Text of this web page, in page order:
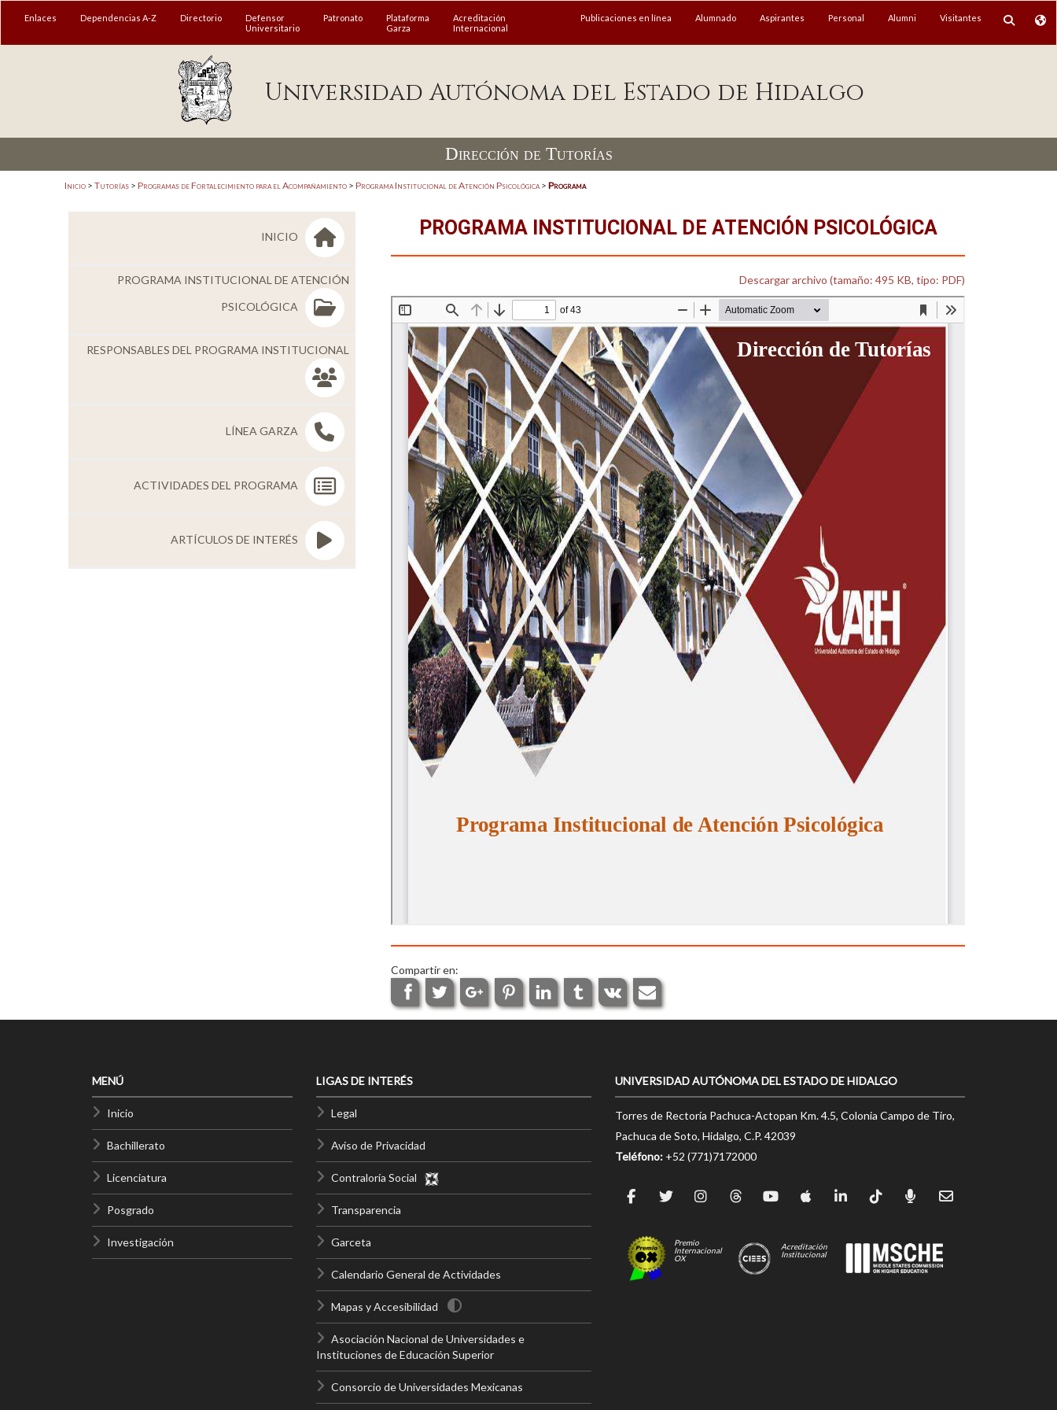
MENÚ
Plataforma Garza
Acreditación Internacional
Enlaces Dependencias A-Z Directorio
Defensor
Universitario
Patronato
Plataforma
Garza
Acreditación
Internacional
Publicaciones en línea Alumnado Aspirantes Personal Alumni Visitantes
Universidad Autónoma del Estado de Hidalgo
Dirección de Tutorías
Inicio > Tutorías > Programas de Fortalecimiento para el Acompañamiento > Programa Institucional de Atención Psicológica> Programa
INICIO
PROGRAMA INSTITUCIONAL DE ATENCIÓN
PSICOLÓGICA
RESPONSABLES DEL PROGRAMA INSTITUCIONAL
LÍNEA GARZA
ACTIVIDADES DEL PROGRAMA
ARTÍCULOS DE INTERÉS
PROGRAMA INSTITUCIONAL DE ATENCIÓN PSICOLÓGICA
Descargar archivo (tamaño: 495 KB, tipo: PDF)
Compartir en:
MENÚ
Inicio
Bachillerato
Licenciatura
Posgrado
Investigación
LIGAS DE INTERÉS
Legal
Aviso de Privacidad
Contraloría Social
Transparencia
Garceta
Calendario General de Actividades
Mapas y Accesibilidad
Asociación Nacional de Universidades e
Instituciones de Educación Superior
Consorcio de Universidades Mexicanas
UNIVERSIDAD AUTÓNOMA DEL ESTADO DE HIDALGO
Torres de Rectoría Pachuca-Actopan Km. 4.5, Colonia Campo de Tiro,
Pachuca de Soto, Hidalgo, C.P. 42039
Teléfono: +52 (771)7172000
Premio
Internacional
OX
Acreditación
Institucional